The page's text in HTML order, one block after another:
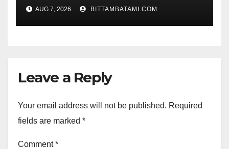
AUG 7, 2026 BITTAMBATAMI.COM
Leave a Reply
Your email address will not be published. Required
fields are marked *
Comment*